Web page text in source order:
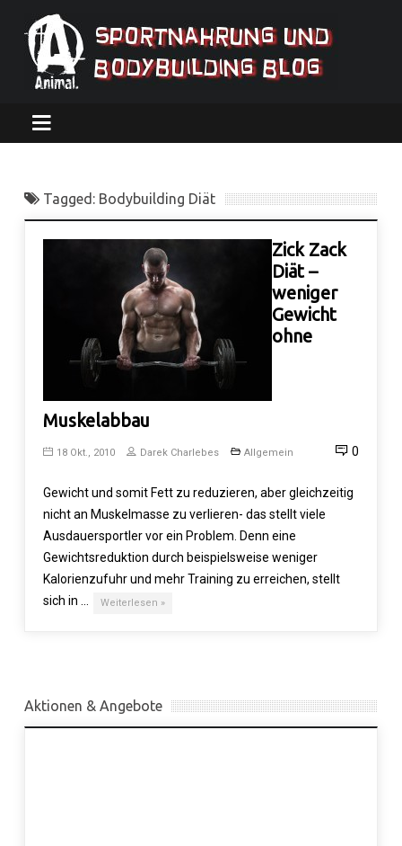
Tagged: Bodybuilding Diät
Zick Zack
Diät –
weniger
Gewicht
ohne
Muskelabbau
18 Okt., 2010 Darek Charlebes Allgemein 0
Gewicht und somit Fett zu reduzieren, aber gleichzeitig
nicht an Muskelmasse zu verlieren- das stellt viele
Ausdauersportler vor ein Problem. Denn eine
Gewichtsreduktion durch beispielsweise weniger
Kalorienzufuhr und mehr Training zu erreichen, stellt
sich in …
Weiterlesen »
Aktionen & Angebote